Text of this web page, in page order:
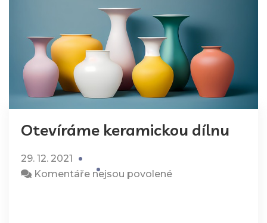
Otevíráme keramickou dílnu
29. 12. 2021
Komentáře nejsou povolenéu